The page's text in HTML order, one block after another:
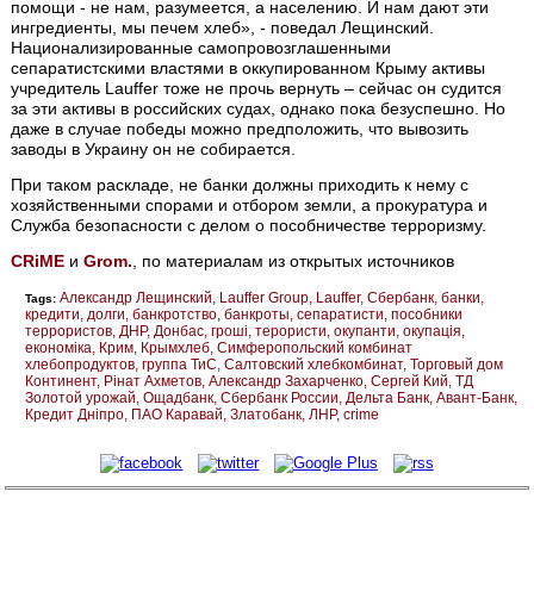
помощи - не нам, разумеется, а населению. И нам дают эти
ингредиенты, мы печем хлеб», - поведал Лещинский.
Национализированные самопровозглашенными
сепаратистскими властями в оккупированном Крыму активы
учредитель Lauffer тоже не прочь вернуть – сейчас он судится
за эти активы в российских судах, однако пока безуспешно. Но
даже в случае победы можно предположить, что вывозить
заводы в Украину он не собирается.
При таком раскладе, не банки должны приходить к нему с
хозяйственными спорами и отбором земли, а прокуратура и
Служба безопасности с делом о пособничестве терроризму.
CRiME иGrom. , по материалам из открытых источников
Tags:Александр Лещинский Lauffer Group Lauffer Сбербанк банки
кредити долги банкротство банкроты сепаратисти пособники
террористов ДНР Донбас гроші терористи окупанти окупація
економіка Крим Крымхлеб Симферопольский комбинат
хлебопродуктов группа ТиС Салтовский хлебкомбинат Торговый дом
Континент Рінат Ахметов Александр Захарченко Сергей Кий ТД
Золотой урожай Ощадбанк Сбербанк России Дельта Банк Авант-Банк
Кредит Дніпро ПАО Каравай Златобанк ЛНР crime